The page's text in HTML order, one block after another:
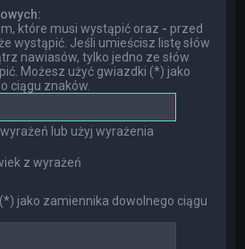
które musi wystąpić oraz - przed
wystąpić. Jeśli umieścisz listę słów
nawiasów, tylko jedno ze słów
Możesz użyć gwiazdki (*) jako
ciągu znaków.
lub użyj wyrażenia
z wyrażeń
jako zamiennika dowolnego ciągu